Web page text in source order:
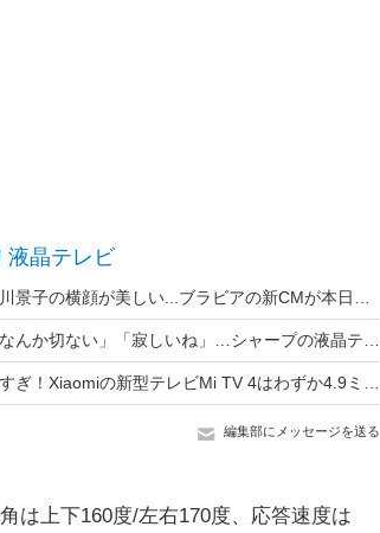
液晶テレビ
編集部にメッセージを送る
は上下160度/左右170度、応答速度は